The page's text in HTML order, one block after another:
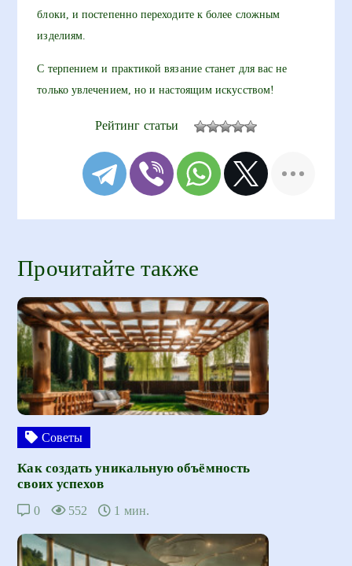
блоки, и постепенно переходите к более сложным
изделиям.
С терпением и практикой вязание станет для вас не
только увлечением, но и настоящим искусством!
Рейтинг статьи
Прочитайте также
Советы
Как создать уникальную объёмность
своих успехов
0 552 1 мин.